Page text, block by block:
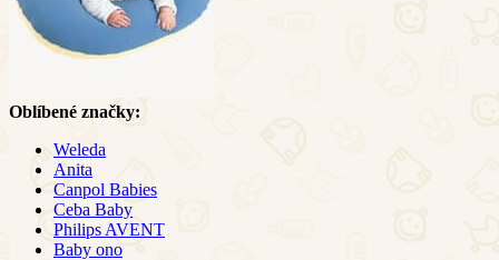
Oblíbené značky:
Weleda
Anita
Canpol Babies
Ceba Baby
Philips AVENT
Baby ono